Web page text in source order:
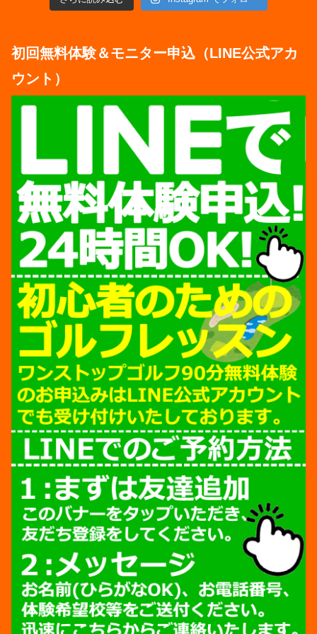
初回無料体験＆モニター申込（LINE公式アカ
ウント）